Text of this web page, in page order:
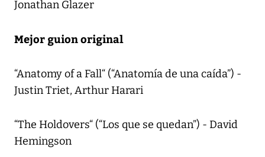
Jonathan Glazer
Mejor guion original
“Anatomy of a Fall“ (“Anatomía de una caída”) -
Justin Triet, Arthur Harari
“The Holdovers“ (“Los que se quedan”) - David
Hemingson